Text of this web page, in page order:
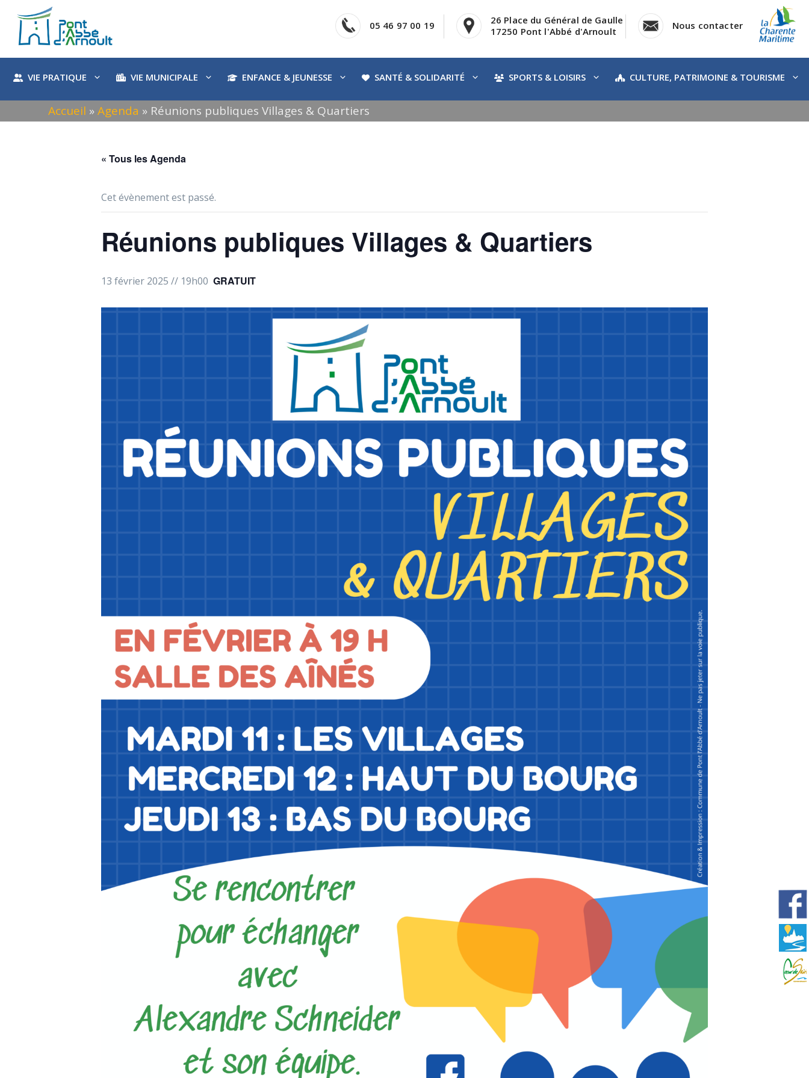
contenu
05 46 97 00 19
26 Place du Général de Gaulle
17250 Pont l'Abbé d'Arnoult
Nous contacter
VIE PRATIQUE VIE MUNICIPALE ENFANCE & JEUNESSE SANTÉ & SOLIDARITÉ SPORTS & LOISIRS CULTURE, PATRIMOINE & TOURISME
Accueil »Agenda » Réunions publiques Villages & Quartiers
« Tous les Agenda
Cet évènement est passé.
Réunions publiques Villages & Quartiers
13 février 2025 // 19h00 GRATUIT